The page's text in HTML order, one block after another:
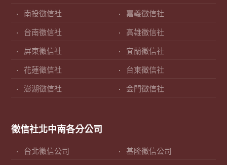
南投徵信社 嘉義徵信社
台南徵信社 高雄徵信社
屏東徵信社 宜蘭徵信社
花蓮徵信社 台東徵信社
澎湖徵信社 金門徵信社
徵信社北中南各分公司
台北徵信公司 基隆徵信公司